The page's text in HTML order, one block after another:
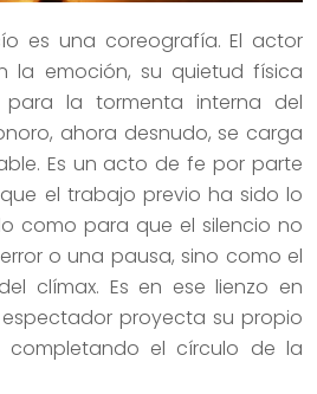
es una coreografía. El actor
la emoción, su quietud física
la tormenta interna del
ahora desnudo, se carga
Es un acto de fe por parte
el trabajo previo ha sido lo
como para que el silencio no
o una pausa, sino como el
clímax. Es en ese lienzo en
proyecta su propio
completando el círculo de la